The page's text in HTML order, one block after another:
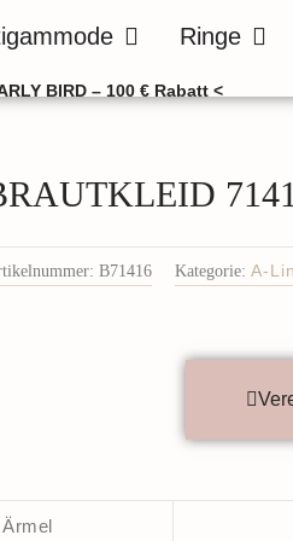
Öffne Bräutigammode
Ringe Öffne
BIRD – 100 € Rabatt <
B71416 Kategorie: A-
Ärmel